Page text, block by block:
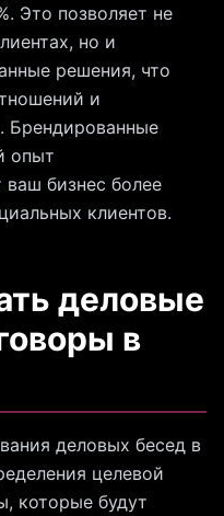
Это позволяет не
но и
решения, что
и
Брендированные
опыт
ваш бизнес более
клиентов.
деловые
в
деловых бесед в
целевой
которые будут